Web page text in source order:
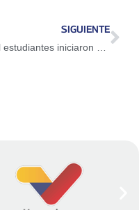
SIGUIENTE